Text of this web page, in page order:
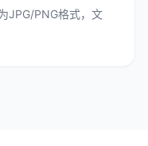
JPG/PNG格式，文